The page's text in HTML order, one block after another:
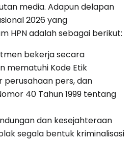
media. Adapun delapan
2026 yang
HPN adalah sebagai berikut:
bekerja secara
mematuhi Kode Etik
perusahaan pers, dan
40 Tahun 1999 tentang
dan kesejahteraan
segala bentuk kriminalisasi